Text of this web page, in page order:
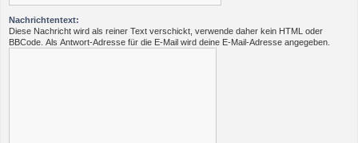
Nachrichtentext:
Diese Nachricht wird als reiner Text verschickt, verwende daher kein HTML oder
BBCode. Als Antwort-Adresse für die E-Mail wird deine E-Mail-Adresse angegeben.